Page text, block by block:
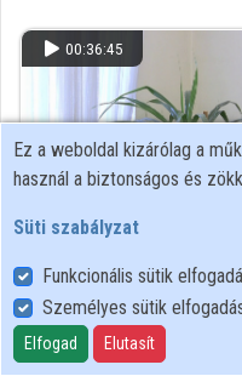
00:36:45
archív kommunista akták
Lengyelországban
126 megtekintés
Ez a weboldal kizárólag a
használ a biztonságos és
Süti szabályzat
Funkcionális sütik
Személyes sütik
Elfogad Elutasít